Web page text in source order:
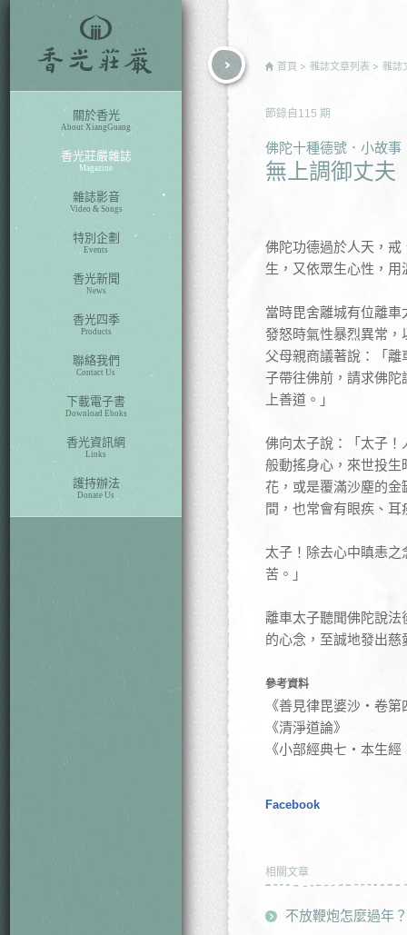
關於香光
About XiangGuang
香光莊嚴雜誌
Magazine
雜誌影音
Video & Songs
特別企劃
Events
香光新聞
News
香光四季
Products
聯絡我們
Contact Us
下載電子書
Download Eboks
香光資訊網
Links
護持辦法
Donate Us
首頁 雜誌文章列表 雜誌
節錄自 115 期
佛陀十種德號．小故事
無上調御丈夫
佛陀功德過於人天，
生，又依眾生心性，
當時毘舍離城有位離
發怒時氣性暴烈異常
父母親商議著說：「
子帶往佛前，請求佛
上善道。」
佛向太子說：「太子
般動搖身心，來世投
花，或是覆滿沙塵的
間，也常會有眼疾、耳
太子！除去心中瞋恚
苦。」
離車太子聽聞佛陀說
的心念，至誠地發出
參考資料
《善見律毘婆沙‧卷第
《清淨道論》
《小部經典七‧本生
Facebook
相關文章
不放鞭炮怎麼過年？